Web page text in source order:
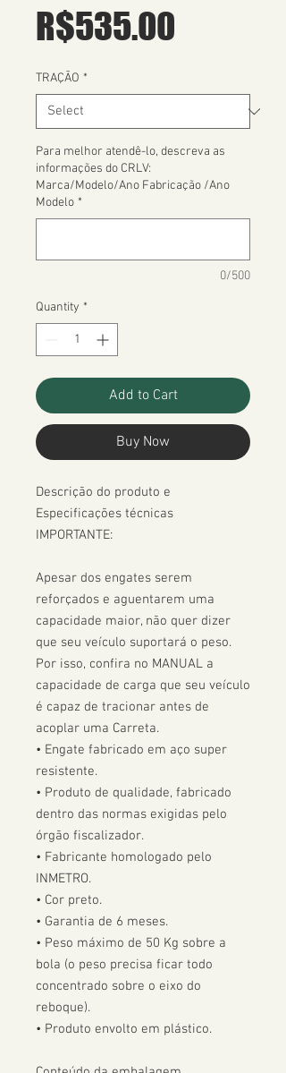
R$535.00
TRAÇÃO *
Para melhor atendê-lo, descreva as
informações do CRLV:
Marca/Modelo/Ano Fabricação /Ano
Modelo *
0/500
Quantity *
Add to Cart
Buy Now
Descrição do produto e
Especificações técnicas
IMPORTANTE:
Apesar dos engates serem
reforçados e aguentarem uma
capacidade maior, não quer dizer
que seu veículo suportará o peso.
Por isso, confira no MANUAL a
capacidade de carga que seu veículo
é capaz de tracionar antes de
acoplar uma Carreta.
• Engate fabricado em aço super
resistente.
• Produto de qualidade, fabricado
dentro das normas exigidas pelo
órgão fiscalizador.
• Fabricante homologado pelo
INMETRO.
• Cor preto.
• Garantia de 6 meses.
• Peso máximo de 50 Kg sobre a
bola (o peso precisa ficar todo
concentrado sobre o eixo do
reboque).
• Produto envolto em plástico.